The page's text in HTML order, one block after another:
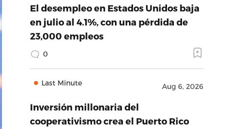
El desempleo en Estados Unidos baja
en julio al 4.1%, con una pérdida de
23,000 empleos
0
Last Minute Aug 6, 2026
Inversión millonaria del
cooperativismo crea el Puerto Rico